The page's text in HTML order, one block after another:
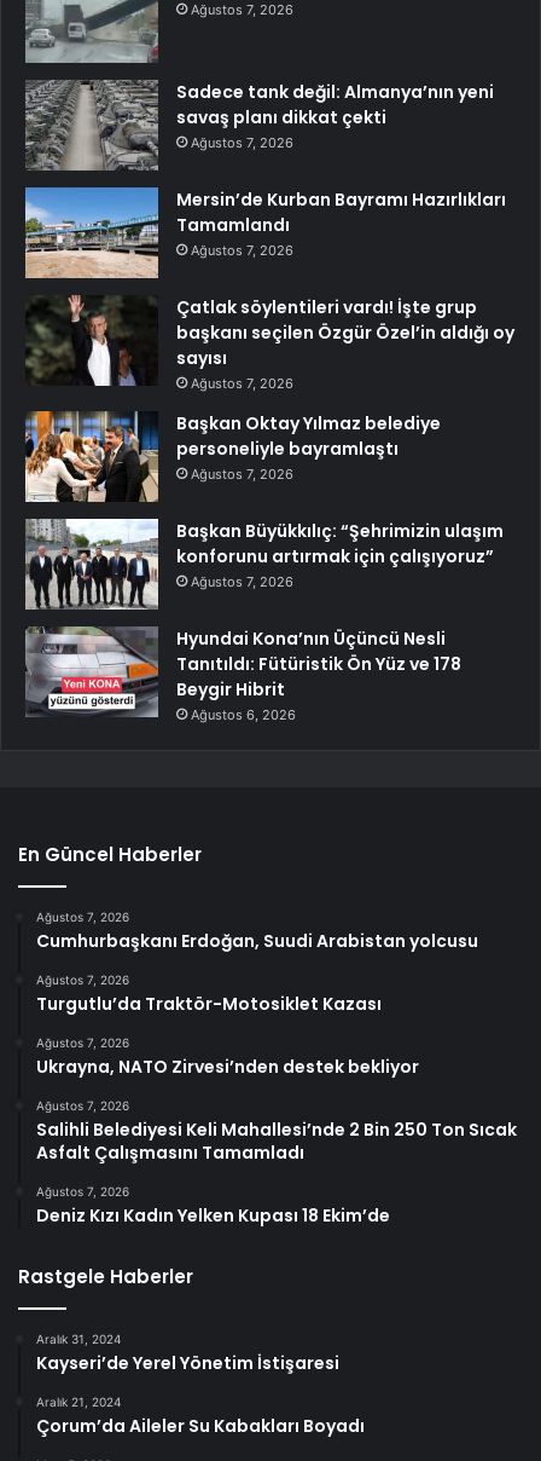
Ağustos 7, 2026
Sadece tank değil: Almanya’nın yeni
savaş planı dikkat çekti
Ağustos 7, 2026
Mersin’de Kurban Bayramı Hazırlıkları
Tamamlandı
Ağustos 7, 2026
Çatlak söylentileri vardı! İşte grup
başkanı seçilen Özgür Özel’in aldığı oy
sayısı
Ağustos 7, 2026
Başkan Oktay Yılmaz belediye
personeliyle bayramlaştı
Ağustos 7, 2026
Başkan Büyükkılıç: “Şehrimizin ulaşım
konforunu artırmak için çalışıyoruz”
Ağustos 7, 2026
Hyundai Kona’nın Üçüncü Nesli
Tanıtıldı: Fütüristik Ön Yüz ve 178
Beygir Hibrit
Ağustos 6, 2026
En Güncel Haberler
Ağustos 7, 2026
Cumhurbaşkanı Erdoğan, Suudi Arabistan yolcusu
Ağustos 7, 2026
Turgutlu’da Traktör-Motosiklet Kazası
Ağustos 7, 2026
Ukrayna, NATO Zirvesi’nden destek bekliyor
Ağustos 7, 2026
Salihli Belediyesi Keli Mahallesi’nde 2 Bin 250 Ton Sıcak
Asfalt Çalışmasını Tamamladı
Ağustos 7, 2026
Deniz Kızı Kadın Yelken Kupası 18 Ekim’de
Rastgele Haberler
Aralık 31, 2024
Kayseri’de Yerel Yönetim İstişaresi
Aralık 21, 2024
Çorum’da Aileler Su Kabakları Boyadı